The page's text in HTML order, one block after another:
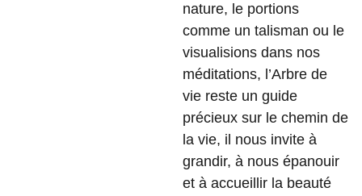
nature, le portions
comme un talisman ou le
visualisions dans nos
méditations, l’Arbre de
vie reste un guide
précieux sur le chemin de
la vie, il nous invite à
grandir, à nous épanouir
et à accueillir la beauté